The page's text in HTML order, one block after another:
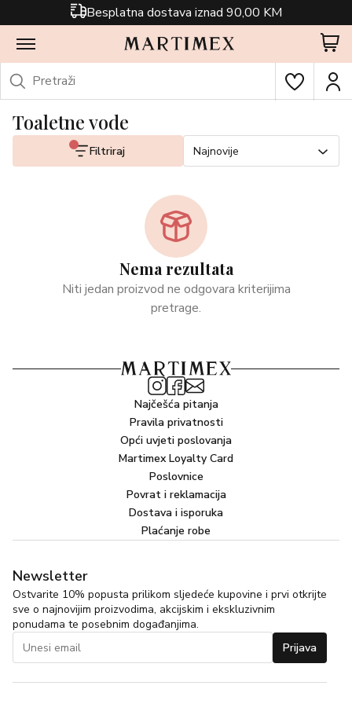
Besplatna dostava iznad 90,00 KM
Toaletne vode
Filtriraj Najnovije
Nema rezultata
Niti jedan proizvod ne odgovara kriterijima
pretrage.
Najčešća pitanja
Pravila privatnosti
Opći uvjeti poslovanja
Martimex Loyalty Card
Poslovnice
Povrat i reklamacija
Dostava i isporuka
Plaćanje robe
Newsletter
Ostvarite 10% popusta prilikom sljedeće kupovine i prvi otkrijte
sve o najnovijim proizvodima, akcijskim i ekskluzivnim
ponudama te posebnim događanjima.
Prijava